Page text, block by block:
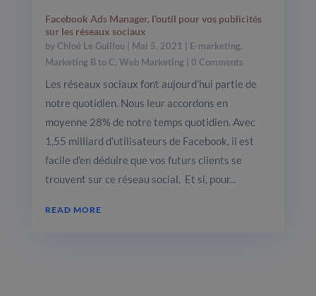
Facebook Ads Manager, l’outil pour vos publicités
sur les réseaux sociaux
by Chloé Le Guillou Mai 5, 2021 E-marketing,
Marketing B to C, Web Marketing | 0 Comments
Les réseaux sociaux font aujourd’hui partie de
notre quotidien. Nous leur accordons en
moyenne 28% de notre temps quotidien. Avec
1,55 milliard d’utilisateurs de Facebook, il est
facile d’en déduire que vos futurs clients se
trouvent sur ce réseau social. Et si, pour...
READ MORE